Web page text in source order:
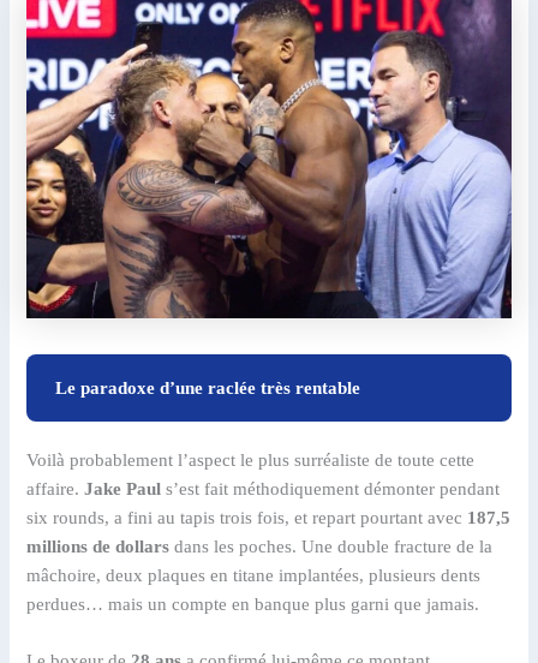
Le paradoxe d’une raclée très rentable
Voilà probablement l’aspect le plus surréaliste de toute cette
affaire.Jake Paul s’est fait méthodiquement démonter pendant
six rounds, a fini au tapis trois fois, et repart pourtant avec 187,5
millions de dollars dans les poches. Une double fracture de la
mâchoire, deux plaques en titane implantées, plusieurs dents
perdues… mais un compte en banque plus garni que jamais.